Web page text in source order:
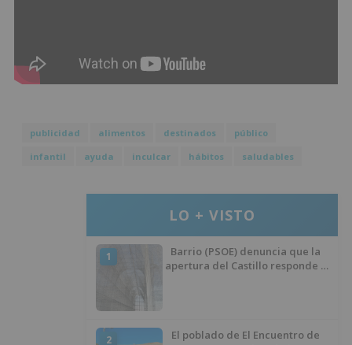
publicidad alimentos destinados
público
infantil
ayuda inculcar hábitos saludables
LO + VISTO
1
Barrio (PSOE) denuncia que la
apertura del Castillo responde a
2
El poblado de El Encuentro de